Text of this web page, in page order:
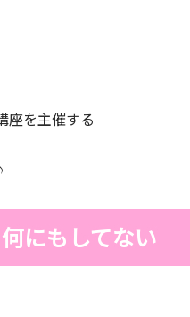
座を主催する
にもしてない